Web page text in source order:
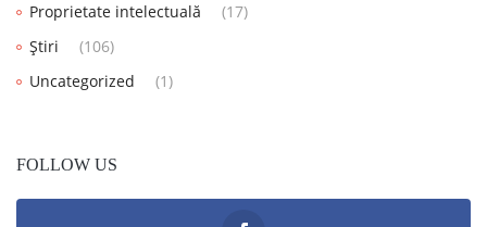
Proprietate intelectuală
(17)
Știri
(106)
Uncategorized
(1)
FOLLOW US